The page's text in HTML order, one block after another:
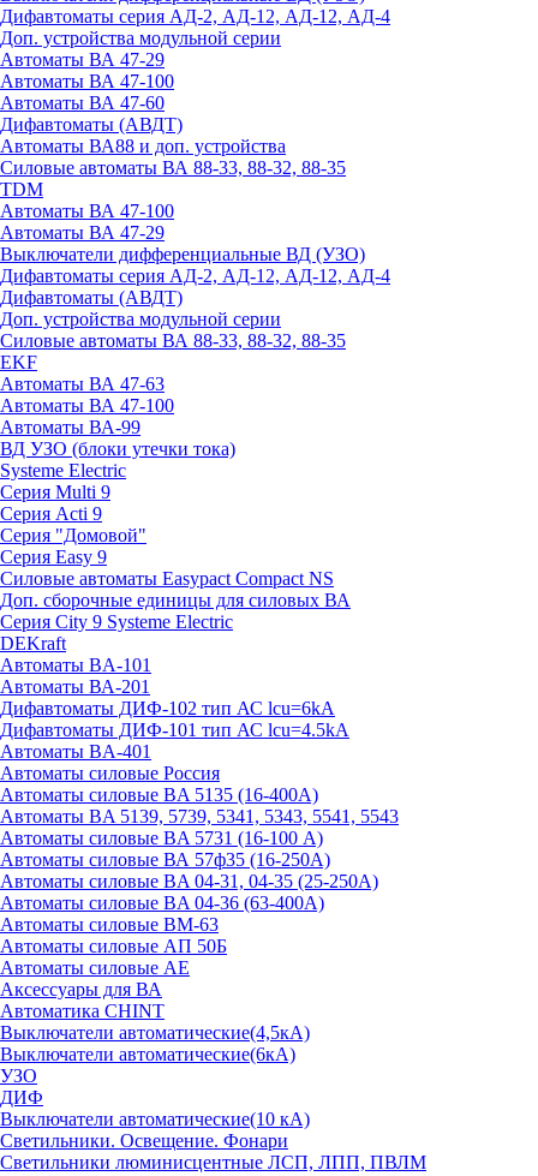
Дифавтоматы серия АД-2, АД-12, АД-12, АД-4
Доп. устройства модульной серии
Автоматы ВА 47-29
Автоматы ВА 47-100
Автоматы ВА 47-60
Дифавтоматы (АВДТ)
Автоматы ВА88 и доп. устройства
Силовые автоматы ВА 88-33, 88-32, 88-35
TDM
Автоматы ВА 47-100
Автоматы ВА 47-29
Выключатели дифференциальные ВД (УЗО)
Дифавтоматы серия АД-2, АД-12, АД-12, АД-4
Дифавтоматы (АВДТ)
Доп. устройства модульной серии
Силовые автоматы ВА 88-33, 88-32, 88-35
EKF
Автоматы ВА 47-63
Автоматы ВА 47-100
Автоматы ВА-99
ВД УЗО (блоки утечки тока)
Systeme Electric
Серия Multi 9
Серия Acti 9
Серия "Домовой"
Серия Easy 9
Силовые автоматы Easypact Compact NS
Доп. сборочные единицы для силовых ВА
Серия City 9 Systeme Electric
DEKraft
Автоматы BA-101
Автоматы ВА-201
Дифавтоматы ДИФ-102 тип АС lcu=6kA
Дифавтоматы ДИФ-101 тип АС lcu=4.5kA
Автоматы BA-401
Автоматы силовые Россия
Автоматы силовые BA 5135 (16-400А)
Автоматы BA 5139, 5739, 5341, 5343, 5541, 5543
Автоматы силовые BA 5731 (16-100 А)
Автоматы силовые ВА 57ф35 (16-250А)
Автоматы силовые BA 04-31, 04-35 (25-250А)
Автоматы силовые BA 04-36 (63-400А)
Автоматы силовые ВМ-63
Автоматы силовые АП 50Б
Автоматы силовые АЕ
Аксессуары для ВА
Автоматика CHINT
Выключатели автоматические(4,5кА)
Выключатели автоматические(6кА)
УЗО
ДИФ
Выключатели автоматические(10 кА)
Светильники. Освещение. Фонари
Светильники люминисцентные ЛСП, ЛПП, ПВЛМ